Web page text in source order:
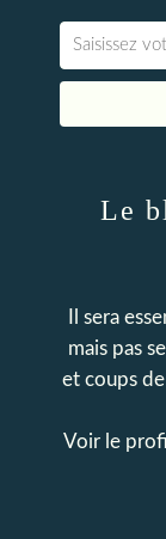
Le
Il sera
mais pas
et coups
Voir le